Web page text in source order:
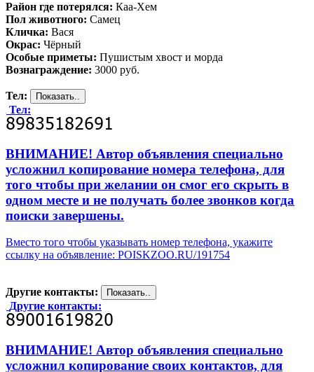
Район где потерялся: Каа-Хем
Пол животного: Самец
Кличка: Вася
Окрас: Чёрный
Особые приметы: Пушистым хвост и морда
Вознаграждение: 3000 руб.
Тел:
Тел:
ВНИМАНИЕ! Автор объявления специально
усложнил копирование номера телефона, для
того чтобы при желании он смог его скрыть в
одном месте и не получать более звонков когда
поиски завершены.
Вместо того чтобы указывать номер телефона, укажите
ссылку на объявление: POISKZOO.RU/191754
Другие контакты:
Другие контакты:
ВНИМАНИЕ! Автор объявления специально
усложнил копирование своих контактов, для